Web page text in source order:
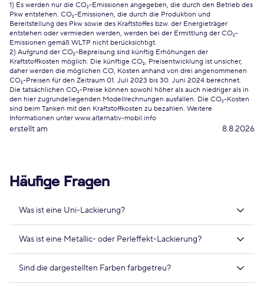
1) Es werden nur die CO₂-Emissionen angegeben, die durch den Betrieb des
Pkw entstehen. CO₂-Emissionen, die durch die Produktion und
Bereitstellung des Pkw sowie des Kraftstoffes bzw. der Energieträger
entstehen oder vermieden werden, werden bei der Ermittlung der CO₂-
Emissionen gemäß WLTP nicht berücksichtigt.
2) Aufgrund der CO₂-Bepreisung sind künftig Erhöhungen der
Kraftstoffkosten möglich. Die künftige CO₂, Preisentwicklung ist unsicher,
daher werden die möglichen CO, Kosten anhand von drei angenommenen
CO₂-Preisen für den Zeitraum 01. Juli 2023 bis 30. Juni 2024 berechnet.
Die tatsächlichen CO₂-Preise können sowohl höher als auch niedriger als in
den hier zugrundeliegenden Modellrechnungen ausfallen. Die CO₂-Kosten
sind beim Tanken mit den Kraftstoffkosten zu bezahlen. Weitere
Informationen unter www.alternativ-mobil.info
erstellt am 8.8.2026
Häufige Fragen
Was ist eine Uni-Lackierung?
Was ist eine Metallic- oder Perleffekt-Lackierung?
Sind die dargestellten Farben farbgetreu?